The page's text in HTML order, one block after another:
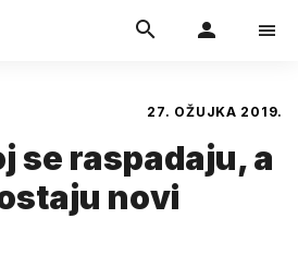
27. OŽUJKA 2019.
se raspadaju, a
novi